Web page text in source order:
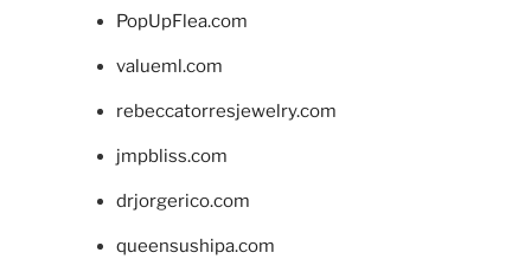
PopUpFlea.com
valueml.com
rebeccatorresjewelry.com
jmpbliss.com
drjorgerico.com
queensushipa.com